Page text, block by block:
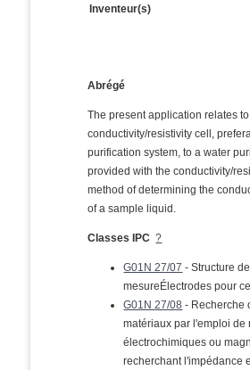
Inventeur(s)
Abrégé
The present application relates
conductivity/resistivity cell,
purification system, to a water
provided with the conductivity/
method of determining the
of a sample liquid.
Classes IPC ?
G01N 27/07 - Structure
mesureÉlectrodes pour
G01N 27/08 - Recherche
matériaux par l'emploi de
électrochimiques ou
recherchant l'impédance